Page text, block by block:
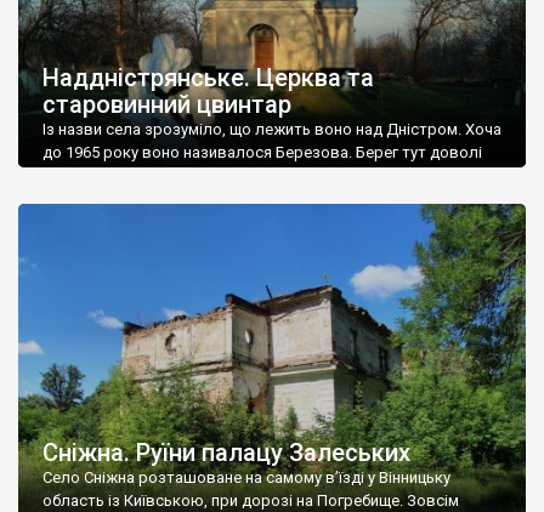
Наддністрянське. Церква та
старовинний цвинтар
Із назви села зрозуміло, що лежить воно над Дністром. Хоча
до 1965 року воно називалося Березова. Берег тут доволі
Наддністрянське відрізняється від більшості навколишніх
сіл. У селі є мурована Михайлівська церква. Точної дати […]
Сніжна. Руїни палацу Залеських
Село Сніжна розташоване на самому в’їзді у Вінницьку
область із Київською, при дорозі на Погребище. Зовсім